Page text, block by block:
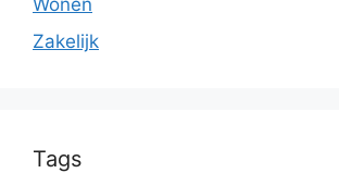
Wonen
Zakelijk
Tags